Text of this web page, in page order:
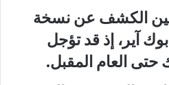
الكشف عن نسخة
آير، إذ قد تؤجل
حتى العام المقبل.